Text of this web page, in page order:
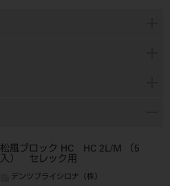
松風ブロック HC HC 2L/M （5
入） セレック用
デンツプライシロナ（株）